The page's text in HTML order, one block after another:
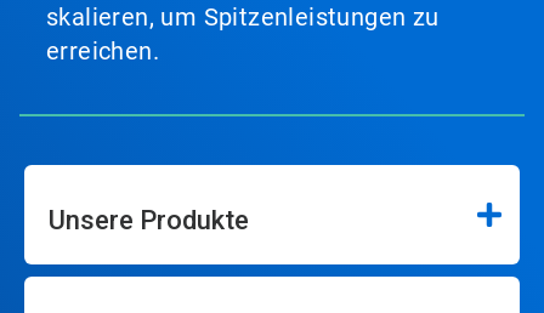
skalieren, um Spitzenleistungen zu
erreichen.
Unsere Produkte